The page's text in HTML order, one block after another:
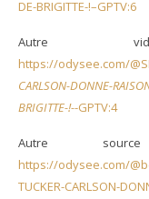
DE-BRIGITTE-!–GPTV:6
Autre
https://odysee.com/
CARLSON-DONNE-
BRIGITTE-!--GPTV:4
Autre
https://odysee.com/
TUCKER-CARLSON-